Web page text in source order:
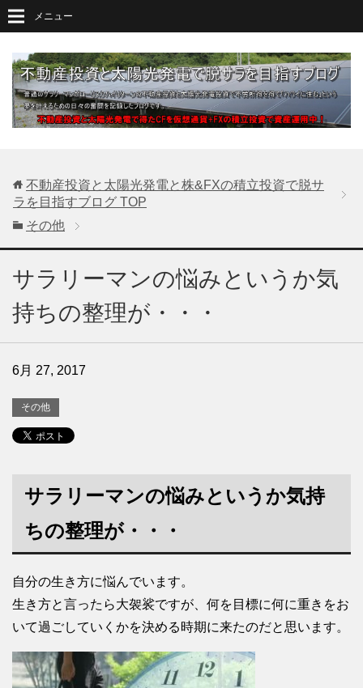
メニュー
不動産投資と太陽光発電と株&FXの積立投資で脱サ
ラを目指すブログ TOP
その他
サラリーマンの悩みというか気
持ちの整理が・・・
6月 27, 2017
その他
サラリーマンの悩みというか気持
ちの整理が・・・
自分の生き方に悩んでいます。
生き方と言ったら大袈裟ですが、何を目標に何に重きをお
いて過ごしていくかを決める時期に来たのだと思います。